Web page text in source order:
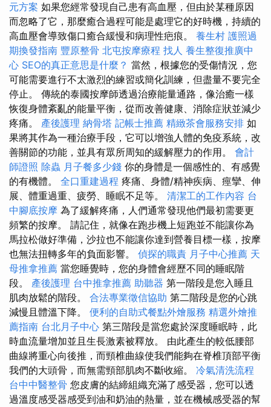
元方案 如果您經常發現自己患有高血壓，但由於某種原因
而忽略了它，那麼癒合過程可能是處理它的好時機，持續的
高血壓會導致傷口癒合緩慢和病理性疤痕。 養生村 護照過
期換發指南 豐原整骨 北屯按摩療程 找人 養生整復推廣中
心 SEO的真正意思是什麼？ 當然，根據您的受傷情況，您
可能需要進行不太激烈的練習或簡化訓練，但盡量不要完全
停止。 傳統的泰國按摩師透過治療能量通路，像治癒一樣
恢復身體紊亂的能量平衡，從而改善健康、消除症狀並減少
疼痛。 產後護理 納骨塔 記帳士推薦 精緻茶會服務安排 如
果將其作為一種治療手段，它可以增強人體的免疫系統，改
善關節的功能，並具有眾所周知的緩解壓力的作用。 會計
師證照 除蟲 月子餐多少錢 你的身體是一個感性的、有感覺
的有機體。 全口重建過程 疼痛、身體/精神疾病、痙攣、伸
展、體重過重、疲勞、睡眠不足等。 清潔工的工作內容 台
中腳底按摩 為了緩解疼痛，人們通常發現他們最初需要更
頻繁的按摩。 請記住，就像在跑步機上短跑並不能讓你為
馬拉松做好準備，沙拉也不能讓你達到營養目標一樣，按摩
也無法扭轉多年的負面影響。 偵探的職責 月子中心推薦 天
母推拿推薦 當您睡覺時，您的身體會經歷不同的睡眠階
段。 產後護理 台中推拿推薦 助聽器 第一階段是您入睡且
肌肉放鬆的階段。 合法專業徵信協助 第二階段是您的心跳
減慢且體溫下降。 便利的自助式餐點外燴服務 精選外燴推
薦指南 台北月子中心 第三階段是當您處於深度睡眠時，此
時血流量增加並且生長激素被釋放。 由此產生的較低腰部
曲線將重心向後推，而頸椎曲線使我們能夠在脊椎頂部平衡
我們的大頭骨，而無需頸部肌肉不斷收縮。 冷氣清洗流程
台中中醫整骨 您皮膚的結締組織充滿了感受器，您可以透
過溫度感受器感受到油和奶油的熱量，並在機械感受器的幫